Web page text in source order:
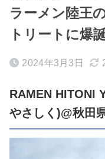
ラーメン陸王
トリートに爆
2024年3月3日
RAMEN HITONI
やさしく)@秋田